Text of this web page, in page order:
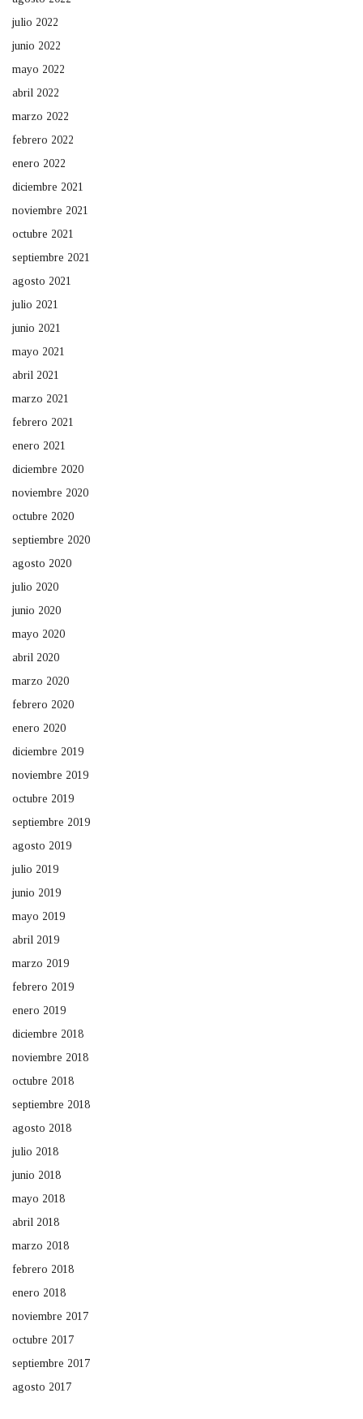
julio 2022
junio 2022
mayo 2022
abril 2022
marzo 2022
febrero 2022
enero 2022
diciembre 2021
noviembre 2021
octubre 2021
septiembre 2021
agosto 2021
julio 2021
junio 2021
mayo 2021
abril 2021
marzo 2021
febrero 2021
enero 2021
diciembre 2020
noviembre 2020
octubre 2020
septiembre 2020
agosto 2020
julio 2020
junio 2020
mayo 2020
abril 2020
marzo 2020
febrero 2020
enero 2020
diciembre 2019
noviembre 2019
octubre 2019
septiembre 2019
agosto 2019
julio 2019
junio 2019
mayo 2019
abril 2019
marzo 2019
febrero 2019
enero 2019
diciembre 2018
noviembre 2018
octubre 2018
septiembre 2018
agosto 2018
julio 2018
junio 2018
mayo 2018
abril 2018
marzo 2018
febrero 2018
enero 2018
noviembre 2017
octubre 2017
septiembre 2017
agosto 2017